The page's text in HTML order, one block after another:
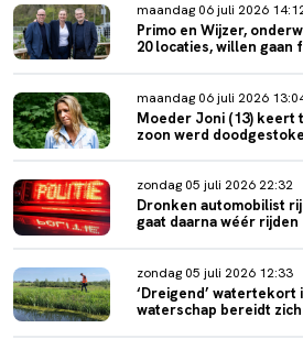
maandag 06 juli 2026
Primo en Wijzer,
20 locaties, willen gaan
maandag 06 juli 2026
Moeder Joni (13) keert
zoon werd
zondag 05 juli 2026 22:32
Dronken automobilist
gaat daarna wéér rijden
zondag 05 juli 2026 12:33
‘Dreigend’ watertekort
waterschap bereidt